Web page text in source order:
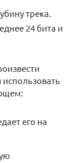
трека.
24 бита и
его на